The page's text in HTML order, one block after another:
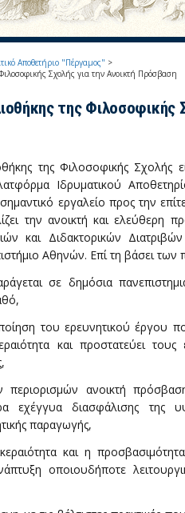
Αποθετήριο "Πέργαμος" >
Σχολής για την Ανοικτή Πρόσβαση
της Φιλοσοφικής
της Φιλοσοφικής Σχολής
Ιδρυματικού
εργαλείο προς την
την ανοικτή και ελεύθερη
και Διδακτορικών
Αθηνών. Επί τη βάσει
σε δημόσια
του ερευνητικού έργου
και προστατεύει
ανοικτή
εχέγγυα διασφάλισης της
παραγωγής,
και η
οποιουδήποτε